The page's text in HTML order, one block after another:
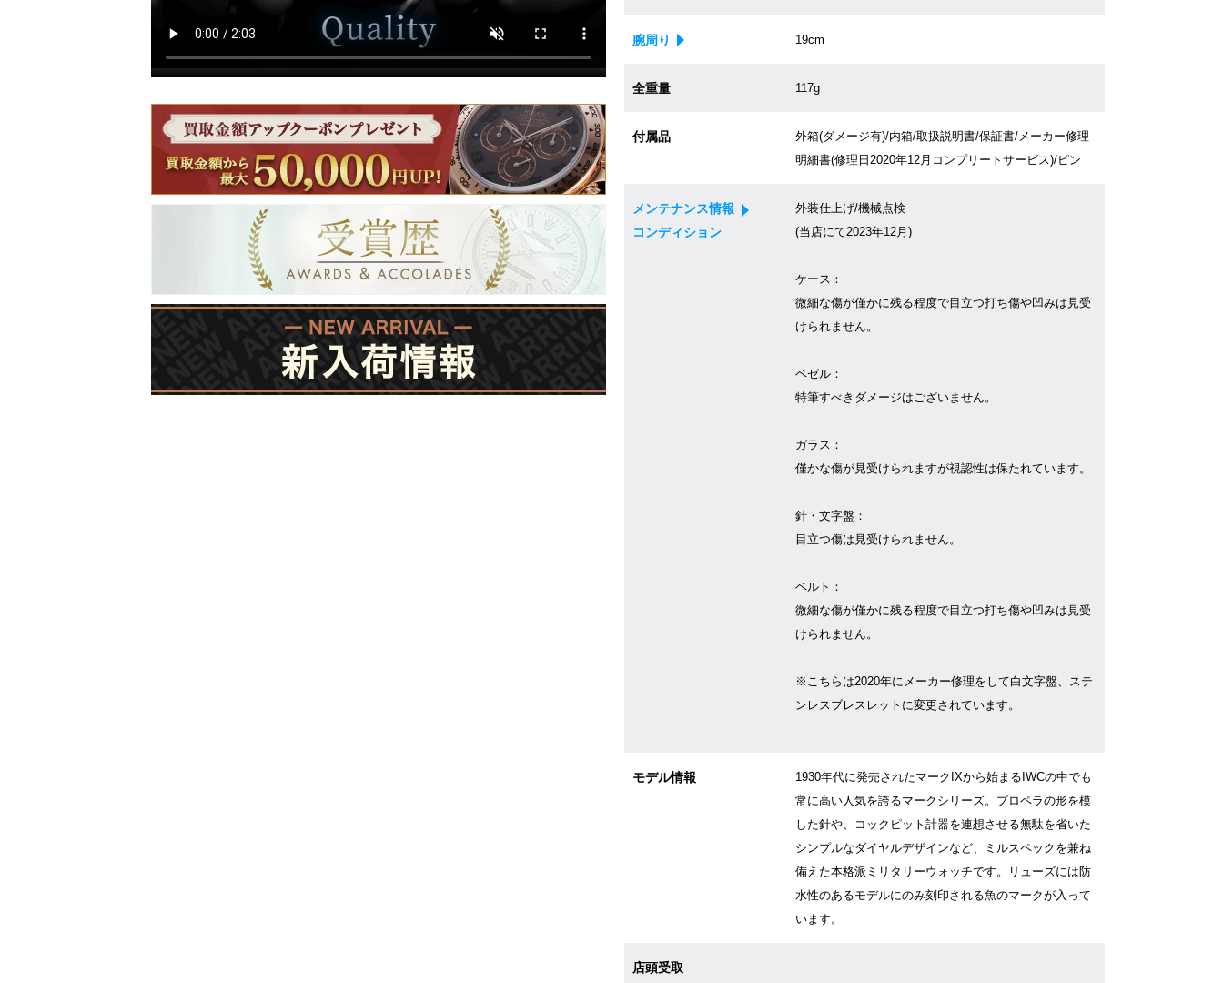
腕周り 19cm
全重量 117g
付属品
外箱(ダメージ有)/内箱/取扱説明書/保証書/メーカー修理
明細書(修理日2020年12月コンプリートサービス)/ピン
メンテナンス情報
コンディション
外装仕上げ/機械点検
(当店にて2023年12月)
ケース：
微細な傷が僅かに残る程度で目立つ打ち傷や凹みは見受
けられません。
ベゼル：
特筆すべきダメージはございません。
ガラス：
僅かな傷が見受けられますが視認性は保たれています。
針・文字盤：
目立つ傷は見受けられません。
ベルト：
微細な傷が僅かに残る程度で目立つ打ち傷や凹みは見受
けられません。
※こちらは2020年にメーカー修理をして白文字盤、ステ
ンレスブレスレットに変更されています。
モデル情報
1930年代に発売されたマークIXから始まるIWCの中でも
常に高い人気を誇るマークシリーズ。プロペラの形を模
した針や、コックピット計器を連想させる無駄を省いた
シンプルなダイヤルデザインなど、ミルスペックを兼ね
備えた本格派ミリタリーウォッチです。リューズには防
水性のあるモデルにのみ刻印される魚のマークが入って
います。
店頭受取 -